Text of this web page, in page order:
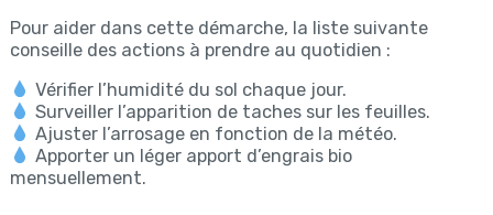
Pour aider dans cette démarche, la liste suivante
conseille des actions à prendre au quotidien :
Vérifier l’humidité du sol chaque jour.
Surveiller l’apparition de taches sur les feuilles.
Ajuster l’arrosage en fonction de la météo.
Apporter un léger apport d’engrais bio
mensuellement.